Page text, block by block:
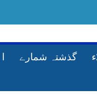
گذشتہ شمارے